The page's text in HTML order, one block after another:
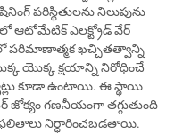
పరిస్థితులను నిలుపును
ఆటోమేటిక్ ఎలక్ట్రోడ్ వేర్
పరిమాణాత్మక ఖచ్చితత్వాన్ని
యొక్క క్షయాన్ని నిరోధించే
కూడా ఉంటాయి. ఈ స్థాయి
జోక్యం గణనీయంగా తగ్గుతుంది
నిర్ధారించబడతాయి.